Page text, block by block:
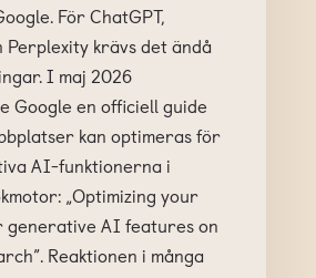
För ChatGPT,
Perplexity krävs det ändå
I maj 2026
Google en officiell guide
kan optimeras för
AI-funktionerna i
„Optimizing your
generative AI features on
Reaktionen i många